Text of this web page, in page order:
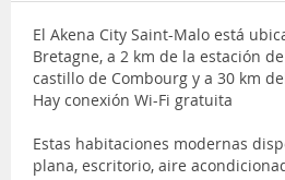
El Akena City Saint-Malo está
Bretagne, a 2 km de la estación
castillo de Combourg y a 30 km
Hay conexión Wi-Fi gratuita
Estas habitaciones modernas
plana, escritorio, aire